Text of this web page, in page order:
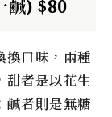
鹹) $80
換口味，兩種
甜者是以花生
鹹者則是無糖